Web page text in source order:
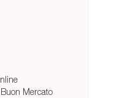
Mercato